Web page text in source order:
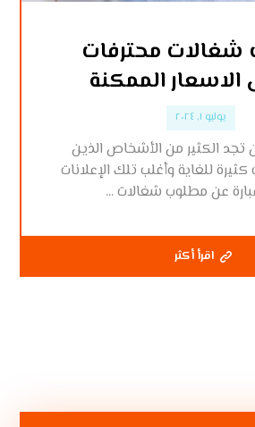
محترفات
الممكنة
يوليو ١, ٢٠٢٤
تجد الكثير من الأشخاص الذين
للغاية وأغلب تلك الإعلانات
عن مطلوب شغالات ...
اقرأ أكثر